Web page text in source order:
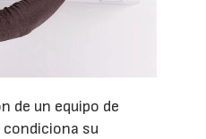
de un equipo de
su